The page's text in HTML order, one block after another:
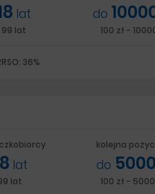
lat
99 lat
do
100 zł -
36%
lat
lat
kolejna
do 5000
100 zł -